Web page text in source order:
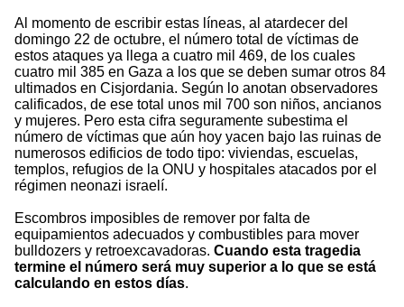
Al momento de escribir estas líneas, al atardecer del
domingo 22 de octubre, el número total de víctimas de
estos ataques ya llega a cuatro mil 469, de los cuales
cuatro mil 385 en Gaza a los que se deben sumar otros 84
ultimados en Cisjordania. Según lo anotan observadores
calificados, de ese total unos mil 700 son niños, ancianos
y mujeres. Pero esta cifra seguramente subestima el
número de víctimas que aún hoy yacen bajo las ruinas de
numerosos edificios de todo tipo: viviendas, escuelas,
templos, refugios de la ONU y hospitales atacados por el
régimen neonazi israelí.
Escombros imposibles de remover por falta de
equipamientos adecuados y combustibles para mover
bulldozers y retroexcavadoras. Cuando esta tragedia
termine el número será muy superior a lo que se está
calculando en estos días.